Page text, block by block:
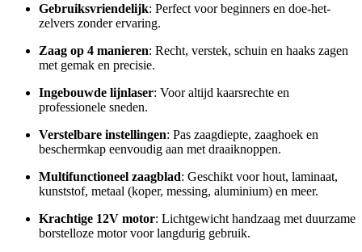
Gebruiksvriendelijk: Perfect voor beginners en doe-het-
zelvers zonder ervaring.
Zaag op 4 manieren: Recht, verstek, schuin en haaks zagen
met gemak en precisie.
Ingebouwde lijnlaser: Voor altijd kaarsrechte en
professionele sneden.
Verstelbare instellingen: Pas zaagdiepte, zaaghoek en
beschermkap eenvoudig aan met draaiknoppen.
Multifunctioneel zaagblad: Geschikt voor hout, laminaat,
kunststof, metaal (koper, messing, aluminium) en meer.
Krachtige 12V motor: Lichtgewicht handzaag met duurzame
borstelloze motor voor langdurig gebruik.